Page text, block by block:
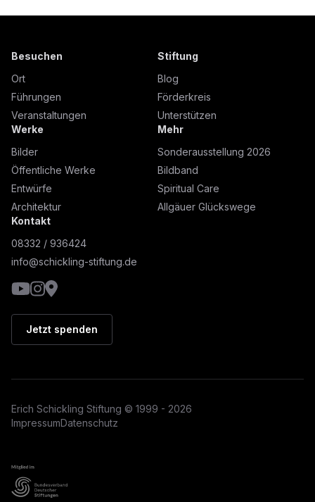
Besuchen
Ort
Führungen
Veranstaltungen
Stiftung
Blog
Förderkreis
Unterstützen
Werke
Bilder
Öffentliche Werke
Entwürfe
Architektur
Mehr
Sonderausstellung 2026
Bildband
Spiritual Care
Allgäuer Glückswege
Kontakt
08332 / 936424
info@schickling-stiftung.de
YouTube
Instagram
Google Maps
Jetzt spenden
Erich Schickling Stiftung © 1999 - 2026
ImpressumDatenschutz